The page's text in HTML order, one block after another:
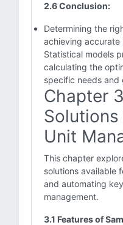
2.6 Conclusion:
Determining the
achieving accurate
Statistical models
calculating the
specific needs and
Chapter
Unit
This chapter
solutions available
and automating
management.
3.1 Features of